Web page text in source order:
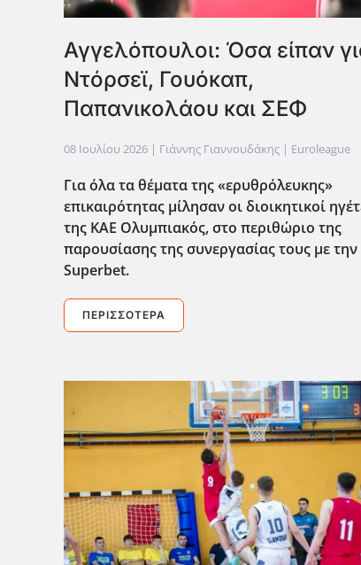
Αγγελόπουλοι: Όσα είπαν
Ντόρσεϊ, Γουόκαπ,
Παπανικολάου και ΣΕΦ
08 Ιουλίου 2026 | Γιάννης Γιαννουδάκης | Euroleague
Για όλα τα θέματα της «ερυθρόλευκης»
επικαιρότητας μίλησαν οι διοικητικοί
της ΚΑΕ Ολυμπιακός, στο περιθώριο της
παρουσίασης της συνεργασίας τους με την
Superbet.
ΠΕΡΙΣΣΌΤΕΡΑ